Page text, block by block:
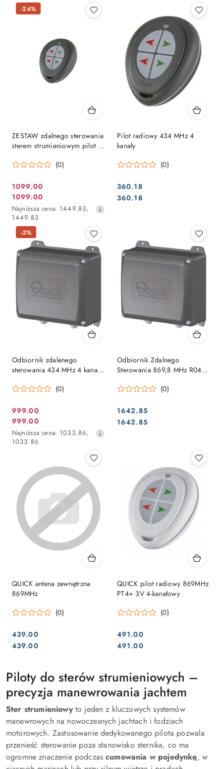
ZESTAW zdalnego sterowania
sterem strumieniowym pilot +
kanałowy
(0)
Cena
promocyjna:
1099.00
Cena
promocyjna:
1099.00
Najniższa
cena
30
przed
obniżką
Najniższa cena: 1449.83,
1449.83
-24%
Pilot radiowy 434 MHz 4
kanały
(0)
Cena:
360.18
Cena:
360.18
Odbiornik zdalenego
sterowania 434 MHz 4 kanały
(0)
Cena
promocyjna:
999.00
Cena
promocyjna:
999.00
Najniższa
cena
obniżką
Najniższa cena: 1033.86,
1033.86
-3%
Odbiornik Zdalnego
Sterowania 869,8 MHz R04+
(0)
Cena:
1642.85
Cena:
1642.85
QUICK antena zewnętrzna
869MHz
(0)
Cena:
439.00
Cena:
439.00
QUICK pilot radiowy 869MHz
PT4+ 3V 4-kanałowy
(0)
Cena:
491.00
Cena:
491.00
Piloty do sterów strumieniowych –
precyzja manewrowania jachtem
Ster strumieniowyto jeden z kluczowych systemów
manewrowych na nowoczesnych jachtach i łodziach
motorowych. Zastosowanie dedykowanego pilota pozwala
przenieść sterowanie poza stanowisko sternika, co ma
ogromne znaczenie podczascumowania w pojedynkę, w